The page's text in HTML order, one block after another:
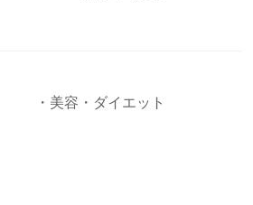
美容・ダイエット